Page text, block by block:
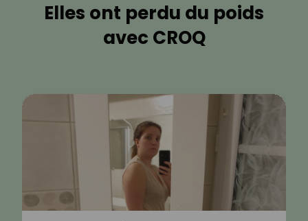
Elles ont perdu du poids
avec CROQ